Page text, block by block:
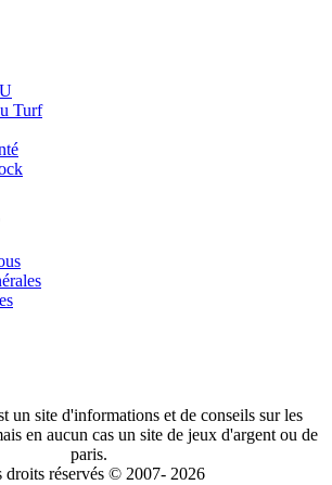
Turf
un site d'informations et de conseils sur les
en aucun cas un site de jeux d'argent ou de
paris.
droits réservés © 2007- 2026